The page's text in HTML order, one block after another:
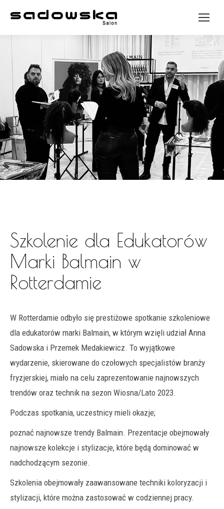
Szkolenie dla Edukatorów
Marki Balmain w
Rotterdamie
W Rotterdamie odbyło się prestiżowe spotkanie szkoleniowe
dla edukatorów marki Balmain, w którym wzięli udział Anna
Sadowska i Przemek Medakiewicz. To wyjątkowe
wydarzenie, skierowane do czołowych specjalistów branży
fryzjerskiej, miało na celu zaprezentowanie najnowszych
trendów oraz technik na sezon Wiosna/Lato 2023.
Podczas spotkania, uczestnicy mieli okazje;
poznać najnowsze trendy Balmain. Prezentacje obejmowały
najnowsze kolekcje i stylizacje, które będą dominować w
nadchodzącym sezonie.
Szkolenia obejmowały zaawansowane techniki koloryzacji i
stylizacji, które można zastosować w codziennej pracy.